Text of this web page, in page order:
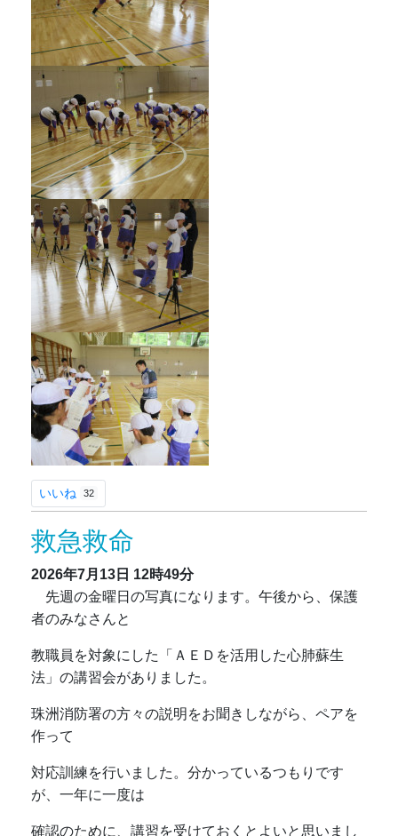
いいね 32
救急救命
2026年7月13日 12時49分
先週の金曜日の写真になります。午後から、保護
者のみなさんと
教職員を対象にした「ＡＥＤを活用した心肺蘇生
法」の講習会がありました。
珠洲消防署の方々の説明をお聞きしながら、ペアを
作って
対応訓練を行いました。分かっているつもりです
が、一年に一度は
確認のために、講習を受けておくとよいと思いまし